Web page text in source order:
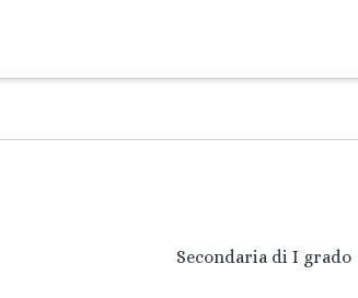
Secondaria di I grado